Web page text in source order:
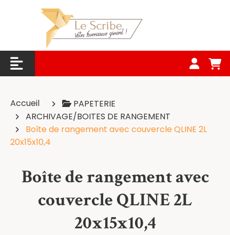
Accueil
PAPETERIE
ARCHIVAGE/BOITES DE RANGEMENT
Boîte de rangement avec couvercle QLINE 2L
20x15x10,4
Boîte de rangement avec
couvercle QLINE 2L
20x15x10,4